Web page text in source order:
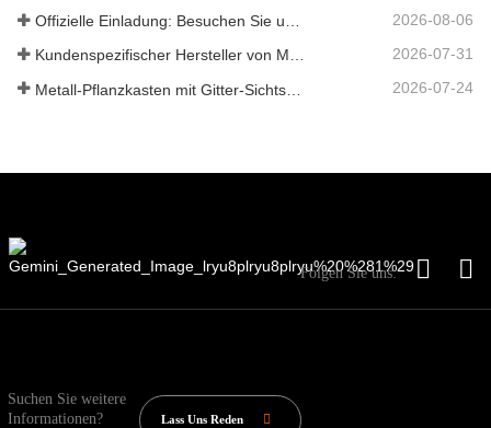
2026-08-06
Kundenspezifischer Hersteller von Metallpflanzkästen mit Gitter in China für Lösungen im Außenbereich zur Privatsphäre im Garten 2026-07-31
2026-07-24
Folgen Sie uns:
Suchen Sie weitere
Informationen?
Lass Uns Reden